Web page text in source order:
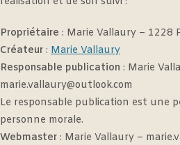
Propriétaire : Marie Vallaury – 1228
Créateur : Marie Vallaury
Responsable publication : Marie
marie.vallaury@outlook.com
Le responsable publication est une
personne morale.
Webmaster : Marie Vallaury –